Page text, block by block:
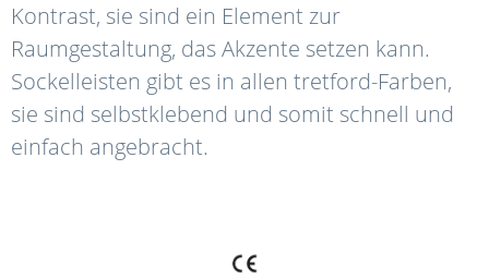
Kontrast, sie sind ein Element zur
Raumgestaltung, das Akzente setzen kann.
Sockelleisten gibt es in allen tretford-Farben,
sie sind selbstklebend und somit schnell und
einfach angebracht.